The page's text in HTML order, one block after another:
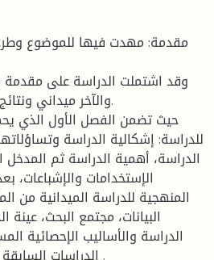
مقدمة: مهدت فيها للموضوع
وقد اشتملت الدراسة على
والآخر ميداني
حيث تضمن الفصل الأول الذي
للدراسة: إشكالية الدراسة
الدراسة، أهمية الدراسة ثم
الإستخدامات والإشباعات،
المنهجية للدراسة الميدانية من
البيانات، مجتمع البحث،
الدراسة والأساليب الإحصائية